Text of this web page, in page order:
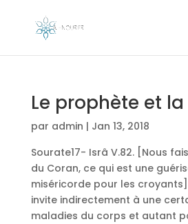
Le prophète et
par admin | Jan 13, 2018
Sourate17- Isrâ V.82. [Nous
du Coran, ce qui est une
miséricorde pour les
invite indirectement à une
maladies du corps et autant